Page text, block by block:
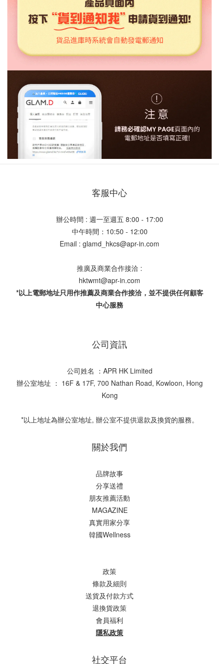
客服中心
辦公時間 : 週一至週五 8:00 - 17:00
中午時間：10:50 - 12:00
Email : glamd_hkcs@apr-in.com
推廣及商業合作接洽 :
hktwmt@apr-in.com
*以上電郵地址只用作推薦及商業合作接洽，並不提供任何顧客
中心服務
公司資訊
公司姓名 ：APR HK Limited
辦公室地址 ： 16F & 17F, 700 Nathan Road, Kowloon, Hong
Kong
*以上地址為辦公室地址, 辦公室不提供退款及換貨的服務。
關於我們
品牌故事
分享送禮
朋友推薦活動
MAGAZINE
真實用家分享
韓國Wellness
政策
條款及細則
送貨及付款方式
退換貨政策
會員福利
隱私政策
社交平台